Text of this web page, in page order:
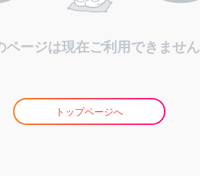
ページは現在ご利用できません